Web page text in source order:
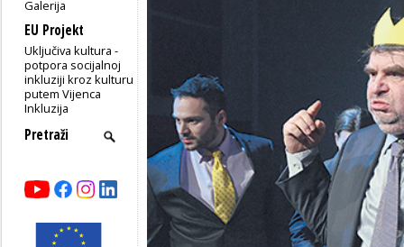
Galerija
EU Projekt
Uključiva kultura -
potpora socijalnoj
inkluziji kroz kulturu
putem Vijenca
Inkluzija